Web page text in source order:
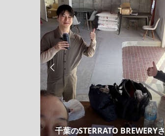

千葉のSTERRATO BREWERYさ